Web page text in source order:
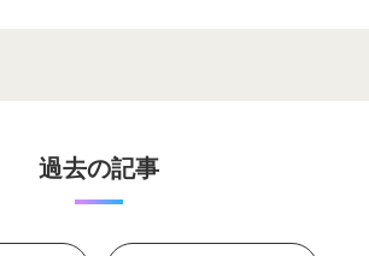
過去の記事